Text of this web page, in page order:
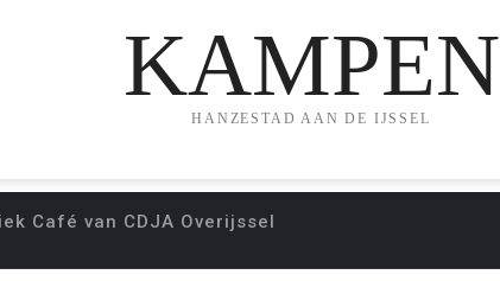
KAMPEN
HANZESTAD AAN DE IJSSEL
Café van CDJA Overijssel